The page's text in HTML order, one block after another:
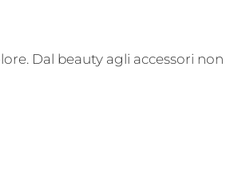
Dal beauty agli accessori non